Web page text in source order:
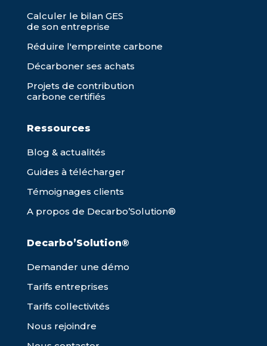
Calculer le bilan GES
de son entreprise
Réduire l'empreinte carbone
Décarboner ses achats
Projets de contribution
carbone certifiés
Ressources
Blog & actualités
Guides à télécharger
Témoignages clients
A propos de Decarbo’Solution®
Decarbo’Solution®
Demander une démo
Tarifs entreprises
Tarifs collectivités
Nous rejoindre